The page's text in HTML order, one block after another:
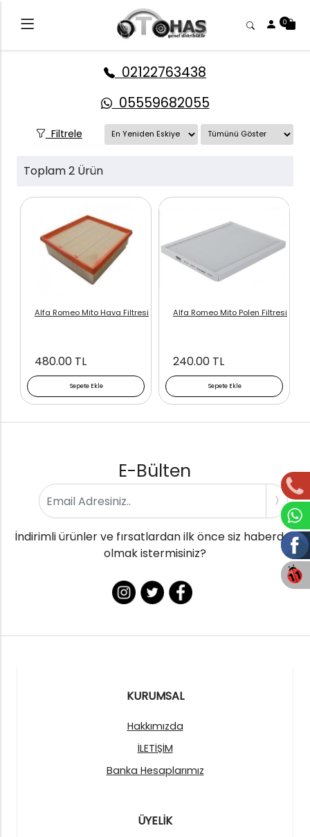
0
02122763438
05559682055
Filtrele
Toplam 2 Ürün
Sepete Ekle
Alfa Romeo Mito Hava Filtresi
480.00 TL
Sepete Ekle
Alfa Romeo Mito Polen Filtresi
240.00 TL
E-Bülten
İndirimli ürünler ve fırsatlardan ilk önce siz haberdar
olmak istermisiniz?
KURUMSAL
Hakkımızda
İLETİŞİM
Banka Hesaplarımız
ÜYELİK